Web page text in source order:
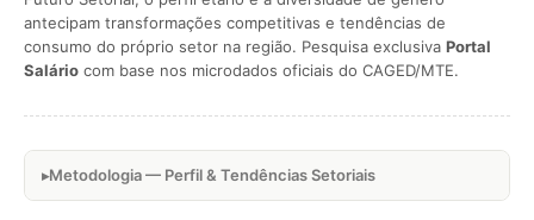
antecipam transformações competitivas e tendências de
consumo do próprio setor na região. Pesquisa exclusiva Portal
Salário com base nos microdados oficiais do CAGED/MTE.
Metodologia — Perfil & Tendências Setoriais